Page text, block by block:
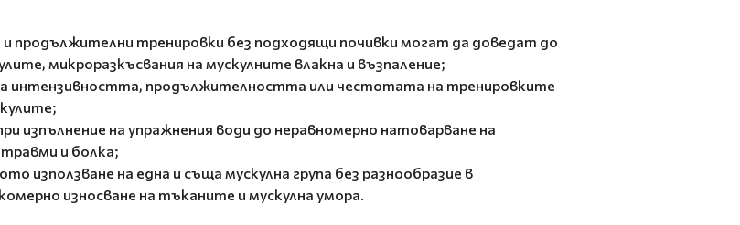
и продължителни тренировки без подходящи почивки могат да доведат до
микроразкъсвания на мускулните влакна и възпаление;
интензивността, продължителността или честотата на тренировките
изпълнение на упражнения води до неравномерно натоварване на
и болка;
използване на една и съща мускулна група без разнообразие в
износване на тъканите и мускулна умора.